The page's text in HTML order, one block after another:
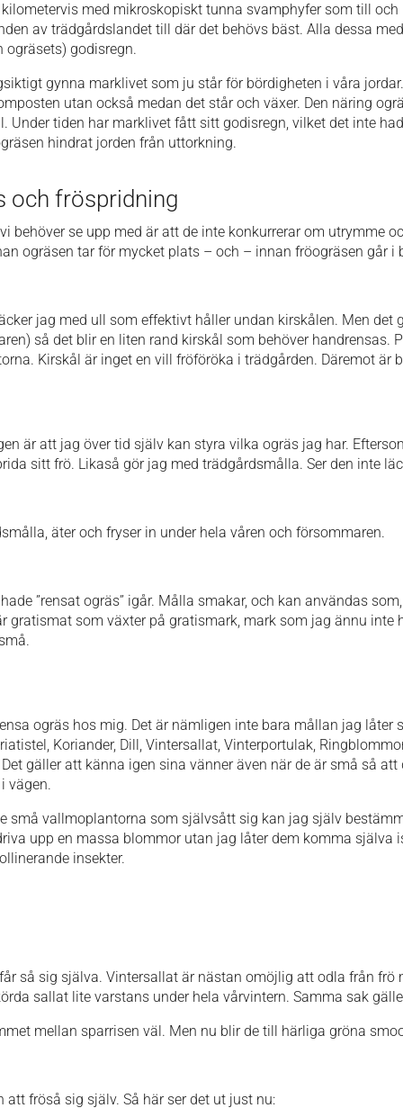
med mikroskopiskt tunna svamphyfer som till
av trädgårdslandet till där det behövs bäst. Alla dessa
ogräsets) godisregn.
gynna marklivet som ju står för bördigheten i våra
utan också medan det står och växer. Den näring
Under tiden har marklivet fått sitt godisregn, vilket det inte
hindrat jorden från uttorkning.
och fröspridning
behöver se upp med är att de inte konkurrerar om utrymme
ogräsen tar för mycket plats – och – innan fröogräsen går
jag med ull som effektivt håller undan kirskålen. Men det
så det blir en liten rand kirskål som behöver handrensas.
Kirskål är inget en vill fröföröka i trädgården. Däremot
är att jag över tid själv kan styra vilka ogräs jag har.
sitt frö. Likaså gör jag med trädgårdsmålla. Ser den inte
äter och fryser in under hela våren och försommaren.
”rensat ogräs” igår. Målla smakar, och kan användas
gratismat som växter på gratismark, mark som jag ännu inte
ogräs hos mig. Det är nämligen inte bara mållan jag låter
Koriander, Dill, Vintersallat, Vinterportulak,
gäller att känna igen sina vänner även när de är små så
vägen.
små vallmoplantorna som självsått sig kan jag själv
upp en massa blommor utan jag låter dem komma själva
insekter.
så sig själva. Vintersallat är nästan omöjlig att odla från
sallat lite varstans under hela vårvintern. Samma sak
mellan sparrisen väl. Men nu blir de till härliga gröna
fröså sig själv. Så här ser det ut just nu: